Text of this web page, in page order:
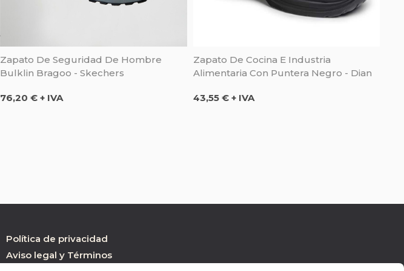
Zapato De Seguridad De Hombre
Bulklin Bragoo - Skechers
Precio
76,20 € + IVA
Zapato De Cocina E Industria
Alimentaria Con Puntera Negro - Dian
Precio
43,55 € + IVA
Política de privacidad
Aviso legal y Términos